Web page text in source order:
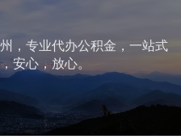
，专业代办公积金，一站式
安心，放心。